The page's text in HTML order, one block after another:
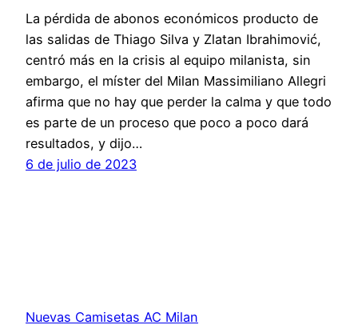
La pérdida de abonos económicos producto de
las salidas de Thiago Silva y Zlatan Ibrahimović,
centró más en la crisis al equipo milanista, sin
embargo, el míster del Milan Massimiliano Allegri
afirma que no hay que perder la calma y que todo
es parte de un proceso que poco a poco dará
resultados, y dijo…
6 de julio de 2023
Nuevas Camisetas AC Milan